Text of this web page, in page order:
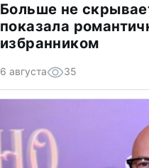
Больше не
показала
избранником
6 августа 35